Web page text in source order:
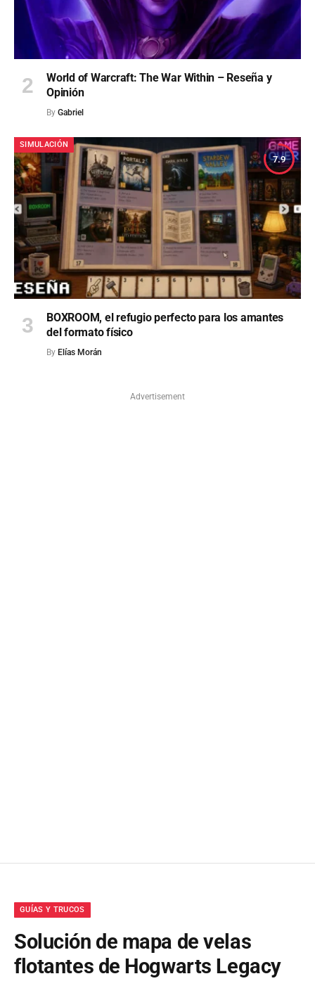
World of Warcraft: The War Within – Reseña y
Opinión
By Gabriel
7.9
SIMULACIÓN
BOXROOM, el refugio perfecto para los amantes
del formato físico
By Elías Morán
Advertisement
GUÍAS Y TRUCOS
Solución de mapa de velas
flotantes de Hogwarts Legacy